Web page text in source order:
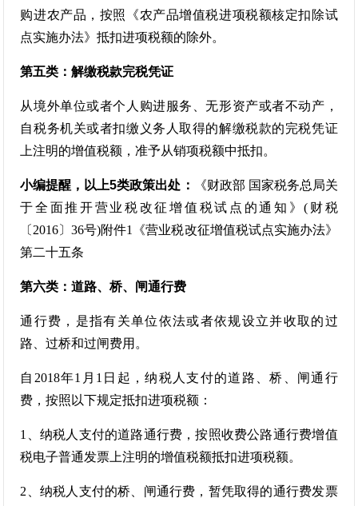
购进农产品，按照《农产品增值税进项税额核定扣除试
点实施办法》抵扣进项税额的除外。
第五类：解缴税款完税凭证
从境外单位或者个人购进服务、无形资产或者不动产，
自税务机关或者扣缴义务人取得的解缴税款的完税凭证
上注明的增值税额，准予从销项税额中抵扣。
小编提醒，以上5类政策出处：
《财政部 国家税务总局关
于全面推开营业税改征增值税试点的通知》(财税
〔2016〕36号)附件1《营业税改征增值税试点实施办法》
第二十五条
第六类：道路、桥、闸通行费
通行费，是指有关单位依法或者依规设立并收取的过
路、过桥和过闸费用。
自2018年1月1日起，纳税人支付的道路、桥、闸通行
费，按照以下规定抵扣进项税额：
1、纳税人支付的道路通行费，按照收费公路通行费增值
税电子普通发票上注明的增值税额抵扣进项税额。
2、纳税人支付的桥、闸通行费，暂凭取得的通行费发票